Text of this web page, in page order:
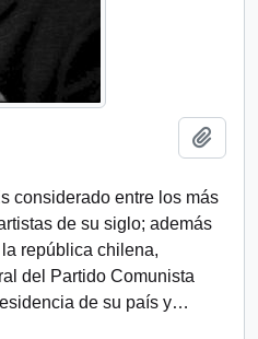
considerado entre los más
de su siglo; además
república chilena,
del Partido Comunista
de su país y…